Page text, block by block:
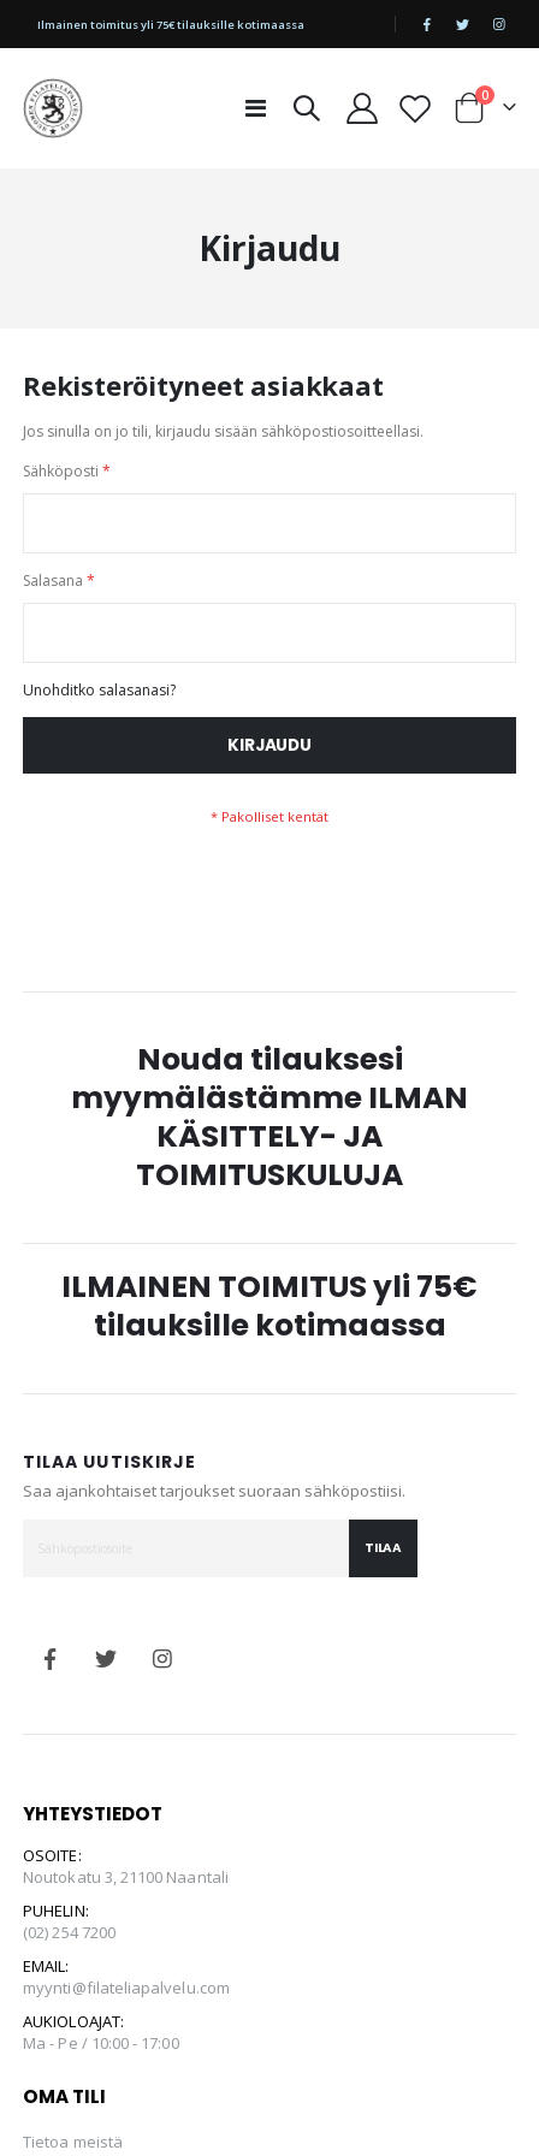
|
Ilmainen toimitus yli 75€ tilauksille kotimaassa
Toggle
Cart
0tuotetta
Kirjaudu
Rekisteröityneet asiakkaat
Jos sinulla on jo tili, kirjaudu sisään sähköpostiosoitteellasi.
Sähköposti
Salasana
Unohditko salasanasi?
KIRJAUDU
Nouda tilauksesi
myymälästämme ILMAN
KÄSITTELY- JA
TOIMITUSKULUJA
ILMAINEN TOIMITUS yli 75€
tilauksille kotimaassa
TILAA UUTISKIRJE
Saa ajankohtaiset tarjoukset suoraan sähköpostiisi.
TILAA
YHTEYSTIEDOT
OSOITE:
Noutokatu 3, 21100 Naantali
PUHELIN:
(02) 254 7200
EMAIL:
myynti@filateliapalvelu.com
AUKIOLOAJAT:
Ma - Pe / 10:00 - 17:00
OMA TILI
Tietoa meistä